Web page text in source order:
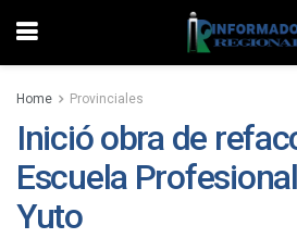
Home Provinciales
Inició obra de
Escuela
Yuto